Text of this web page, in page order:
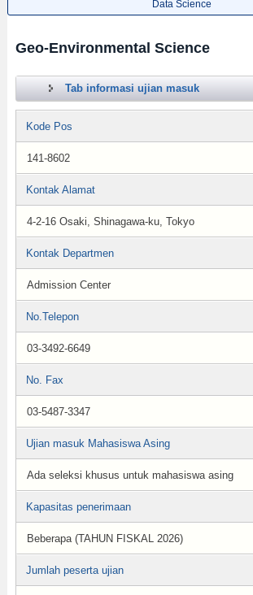
Data Science
Geo-Environmental Science
Tab informasi ujian masuk
Kode Pos
141-8602
Kontak Alamat
4-2-16 Osaki, Shinagawa-ku, Tokyo
Kontak Departmen
Admission Center
No.Telepon
03-3492-6649
No. Fax
03-5487-3347
Ujian masuk Mahasiswa Asing
Ada seleksi khusus untuk mahasiswa asing
Kapasitas penerimaan
Beberapa (TAHUN FISKAL 2026)
Jumlah peserta ujian